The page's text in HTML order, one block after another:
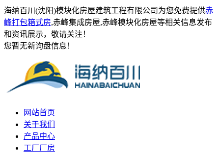
海纳百川(沈阳)模块化房屋建筑工程有限公司为您免费提供赤
峰打包箱式房,赤峰集成房屋,赤峰模块化房屋等相关信息发布
和资讯展示，敬请关注！
您暂无新询盘信息！
网站首页
关于我们
产品中心
工厂厂房